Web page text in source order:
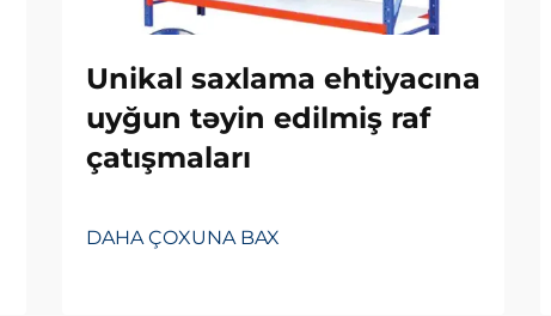
Unikal saxlama ehtiyacına
uyğun təyin edilmiş raf
çatışmaları
DAHA ÇOXUNA BAX